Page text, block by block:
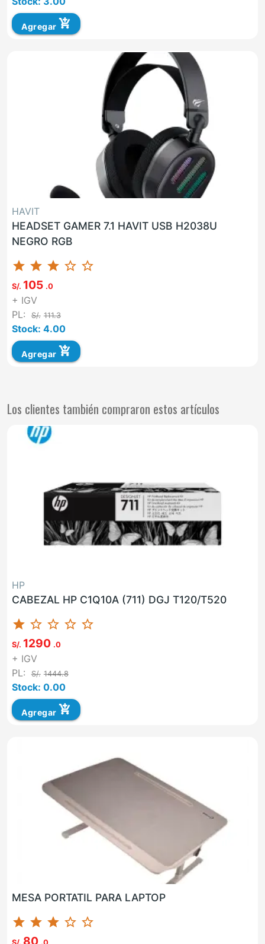
Agregar add_shopping_cart
HAVIT
HEADSET GAMER 7.1 HAVIT USB H2038U
NEGRO RGB
star star star star_border star_border
S/. 105 .0
+ IGV
PL:
S/. 111.3
Stock: 4.00
Agregar add_shopping_cart
Los clientes también compraron estos artículos
HP
CABEZAL HP C1Q10A (711) DGJ T120/T520
star star_border star_border star_border star_border
S/. 1290 .0
+ IGV
PL:
S/. 1444.8
Stock: 0.00
Agregar add_shopping_cart
MESA PORTATIL PARA LAPTOP
star star star star_border star_border